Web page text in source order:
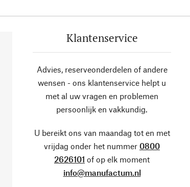
Klantenservice
Advies, reserveonderdelen of andere
wensen - ons klantenservice helpt u
met al uw vragen en problemen
persoonlijk en vakkundig.
U bereikt ons van maandag tot en met
vrijdag onder het nummer 0800
2626101 of op elk moment
info@manufactum.nl